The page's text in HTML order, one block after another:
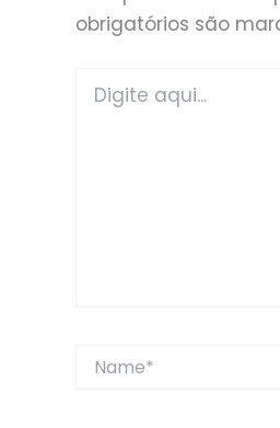
obrigatórios são
aqui...